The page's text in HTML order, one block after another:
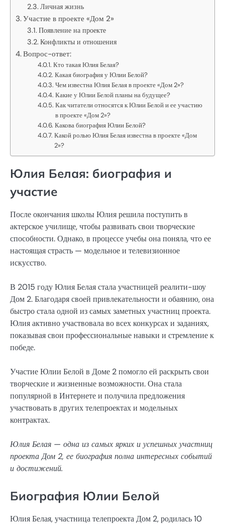
Личная жизнь
Участие в проекте «Дом 2»
Появление на проекте
Конфликты и отношения
Вопрос-ответ:
Кто такая Юлия Белая?
Какая биография у Юлии Белой?
Чем известна Юлия Белая в проекте «Дом 2»?
Какие у Юлии Белой планы на будущее?
Как читатели относятся к Юлии Белой и ее участию
в проекте «Дом 2»?
Какова биография Юлии Белой?
Какой ролью Юлия Белая известна в проекте «Дом
2»?
Юлия Белая: биография и
участие
После окончания школы Юлия решила поступить в
актерское училище, чтобы развивать свои творческие
способности. Однако, в процессе учебы она поняла, что ее
настоящая страсть — модельное и телевизионное
искусство.
В 2015 году Юлия Белая стала участницей реалити-шоу
Дом 2. Благодаря своей привлекательности и обаянию, она
быстро стала одной из самых заметных участниц проекта.
Юлия активно участвовала во всех конкурсах и заданиях,
показывая свои профессиональные навыки и стремление к
победе.
Участие Юлии Белой в Доме 2 помогло ей раскрыть свои
творческие и жизненные возможности. Она стала
популярной в Интернете и получила предложения
участвовать в других телепроектах и модельных
контрактах.
Юлия Белая — одна из самых ярких и успешных участниц
проекта Дом 2, ее биография полна интересных событий
и достижений.
Биография Юлии Белой
Юлия Белая, участница телепроекта Дом 2, родилась 10